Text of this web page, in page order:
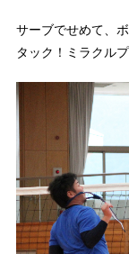
サーブでせめて、
タック！ミラクル